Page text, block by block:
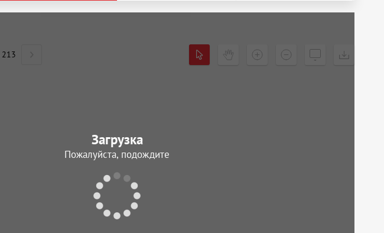
213
Загрузка
Пожалуйста, подождите